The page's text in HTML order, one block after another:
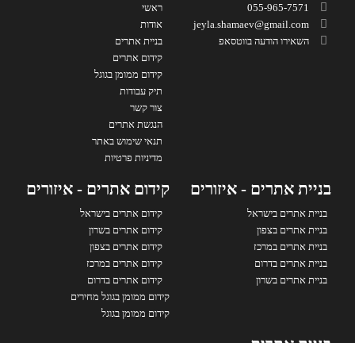
055-965-7571
jeyla.shamaev@gmail.com
השאירו הודעה בווטסאפ
ראשי
אודות
בניית אתרים
קידום אתרים
קידום ממומן בגוגל
תיק עבודות
צור קשר
הנגשת אתרים
תנאי שימוש באתר
מדיניות פרטיות
בניית אתרים - איזורים
בניית אתרים בישראל
בניית אתרים בצפון
בניית אתרים במרכז
בניית אתרים בדרום
בניית אתרים בשרון
קידום אתרים - איזורים
קידום אתרים בישראל
קידום אתרים בשרון
קידום אתרים בצפון
קידום אתרים במרכז
קידום אתרים בדרום
קידום ממומן בגוגל מחירים
קידום ממומן בגוגל